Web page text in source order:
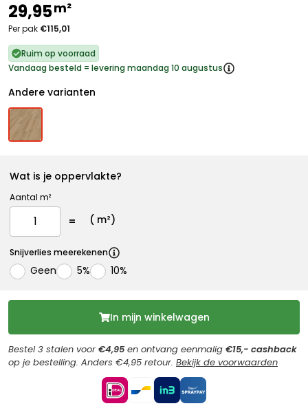
29,95m²
Per pak €115,01
Ruim op voorraad
Vandaag besteld = levering maandag 10 augustus
Andere varianten
Wat is je oppervlakte?
Aantal m²
( m²)
Snijverlies meerekenen
Geen 5% 10%
In mijn winkelwagen
Bestel 3 stalen voor €4,95 en ontvang eenmalig €15,- cashback
op je bestelling. Anders €4,95 retour. Bekijk de voorwaarden